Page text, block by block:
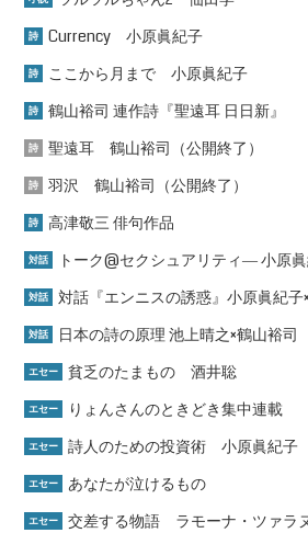
詩 Currency 小原眞紀子
詩 ここから月まで 小原眞紀子
詩 鶴山裕司 連作詩『聖遠耳 日日新』
詩 聖遠耳 鶴山裕司（公開終了）
詩 羽沢 鶴山裕司（公開終了）
詩 高津敬三 俳句作品
対話 トーク@セクシュアリティ― 小原
対話 対話『エンニスの誘惑』小原眞紀子
対話 日本の詩の原理 池上晴之×鶴山裕司
エセー 貧乏のたまもの 酒井聡
エセー りょんさんのときどき集中連載
エセー 詩人のための投資術 小原眞紀子
エセー あなたが泣けるもの
エセー 交差する物語 ラモーナ・ツァラ